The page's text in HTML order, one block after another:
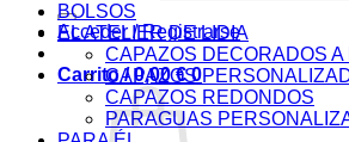
Acceder / Registrarse
Carrito /0,00€ 0
BOLSOS
EL ATELIER DE LIDIA
CAPAZOS DECORADOS A
CAPAZOS
CAPAZOS REDONDOS
PARAGUAS